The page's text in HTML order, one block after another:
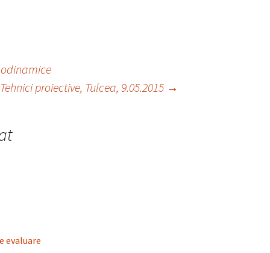
proiective, Tulcea, 9.05.2015 →
evaluare